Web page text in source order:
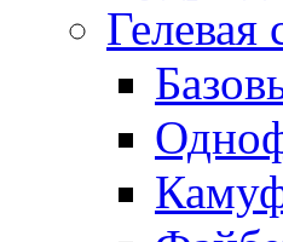
Гелевая